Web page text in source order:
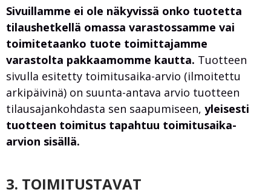
Sivuillamme ei ole näkyvissä onko tuotetta
tilaushetkellä omassa varastossamme vai
toimitetaanko tuote toimittajamme
varastolta pakkaamomme kautta. Tuotteen
sivulla esitetty toimitusaika-arvio (ilmoitettu
arkipäivinä) on suunta-antava arvio tuotteen
tilausajankohdasta sen saapumiseen, yleisesti
tuotteen toimitus tapahtuu toimitusaika-
arvion sisällä.
3. TOIMITUSTAVAT